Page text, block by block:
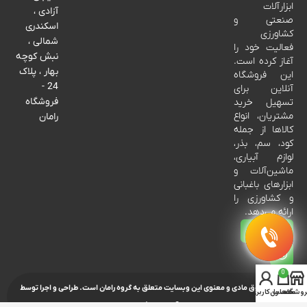
ابزارآلات
صنعتی و
کشاورزی
فعالیت خود را
آغاز کرده است.
این فروشگاه
آنلاین برای
تسهیل خرید
مشتریان، انواع
کالاها از جمله
کود، سم، بذر،
لوازم آبیاری،
ماشین‌آلات و
ابزارهای باغبانی
و کشاورزی را
ارائه می‌دهد.
آزادی ،
اسکندری
شمالی ،
نبش کوچه
بهار ، پلاک
24 -
فروشگاه
رامان
تمامی حقوق مادی و معنوی این وبسایت متعلق به گروه رامان است.طراحی و اجرا توسط
آروین جمشیدی
0
محصول
حساب کاربری من